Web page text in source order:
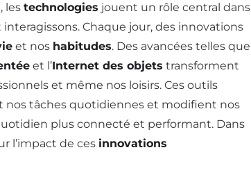
les technologies jouent un rôle central dans
Chaque jour, des innovations
et nos habitudes. Des avancées telles que
et l’Internet des objets transforment
et même nos loisirs. Ces outils
nos tâches quotidiennes et modifient nos
plus connecté et performant. Dans
l’impact de ces innovations